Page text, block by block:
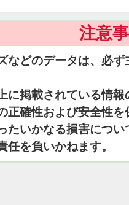
注意
などのデータは、必
に掲載されている情
正確性および安全性
たいかなる損害につ
任を負いかねます。